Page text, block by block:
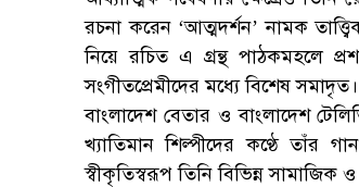
রচনা করেন ‘আত্মদর্শন’ নামক
নিয়ে রচিত এ গ্রন্থ পাঠকমহলে
সংগীতপ্রেমীদের মধ্যে বিশেষ সমাদৃত।
বাংলাদেশ বেতার ও বাংলাদেশ
খ্যাতিমান শিল্পীদের কণ্ঠে তাঁর
স্বীকৃতিস্বরূপ তিনি বিভিন্ন